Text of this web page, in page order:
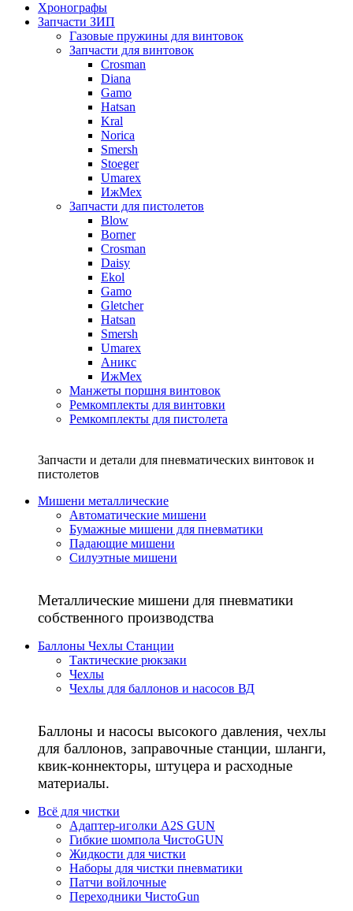
Хронографы
Запчасти ЗИП
Газовые пружины для винтовок
Запчасти для винтовок
Crosman
Diana
Gamo
Hatsan
Kral
Norica
Smersh
Stoeger
Umarex
ИжМех
Запчасти для пистолетов
Blow
Borner
Crosman
Daisy
Ekol
Gamo
Gletcher
Hatsan
Smersh
Umarex
Аникс
ИжМех
Манжеты поршня винтовок
Ремкомплекты для винтовки
Ремкомплекты для пистолета
Запчасти и детали для пневматических винтовок и
пистолетов
Мишени металлические
Автоматические мишени
Бумажные мишени для пневматики
Падающие мишени
Силуэтные мишени
Металлические мишени для пневматики
собственного производства
Баллоны Чехлы Станции
Тактические рюкзаки
Чехлы
Чехлы для баллонов и насосов ВД
Баллоны и насосы высокого давления, чехлы
для баллонов, заправочные станции, шланги,
квик-коннекторы, штуцера и расходные
материалы.
Всё для чистки
Адаптер-иголки A2S GUN
Гибкие шомпола ЧистоGUN
Жидкости для чистки
Наборы для чистки пневматики
Патчи войлочные
Переходники ЧистоGun